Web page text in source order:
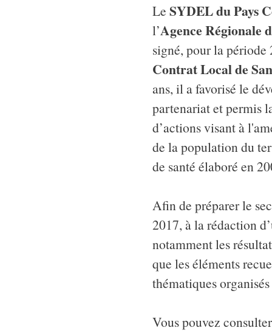
Le SYDEL du Pays
l’Agence Régionale
signé, pour la période
Contrat Local de
ans, il a favorisé le
partenariat et permis
d’actions visant à
de la population du
de santé élaboré en
Afin de préparer le
2017, à la rédaction
notamment les
que les éléments
thématiques
Vous pouvez